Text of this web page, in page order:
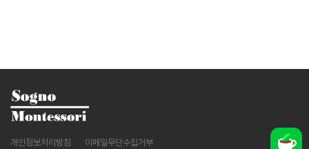
개인정보처리방침 이메일무단수집거부